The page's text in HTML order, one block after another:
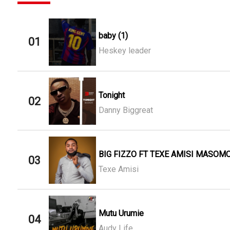
01
baby (1)
Heskey leader
02
Tonight
Danny Biggreat
03
BIG FIZZO FT TEXE AMISI
Texe Amisi
04
Mutu Urumie